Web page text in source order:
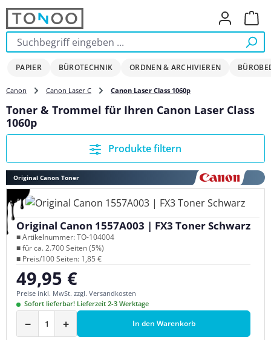
Zum Hauptinhalt springen
PAPIER BÜROTECHNIK ORDNEN & ARCHIVIEREN
Canon Canon Laser C Canon Laser Class 1060p
Toner & Trommel für Ihren Canon Laser Class
1060p
Produkte filtern
Original Canon Toner
Original Canon 1557A003 | FX3 Toner Schwarz
■ Artikelnummer: TO-104004
■ für ca. 2.700 Seiten (5%)
■ Preis/100 Seiten: 1,85 €
Regulärer Preis:
49,95 €
Preise inkl. MwSt. zzgl. Versandkosten
Sofort lieferbar! Lieferzeit 2-3 Werktage
− + In den Warenkorb